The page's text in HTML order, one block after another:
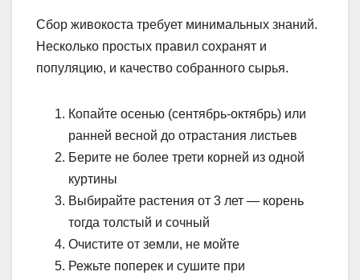
Сбор живокоста требует минимальных знаний.
Несколько простых правил сохранят и
популяцию, и качество собранного сырья.
Копайте осенью (сентябрь-октябрь) или
ранней весной до отрастания листьев
Берите не более трети корней из одной
куртины
Выбирайте растения от 3 лет — корень
тогда толстый и сочный
Очистите от земли, не мойте
Режьте поперек и сушите при